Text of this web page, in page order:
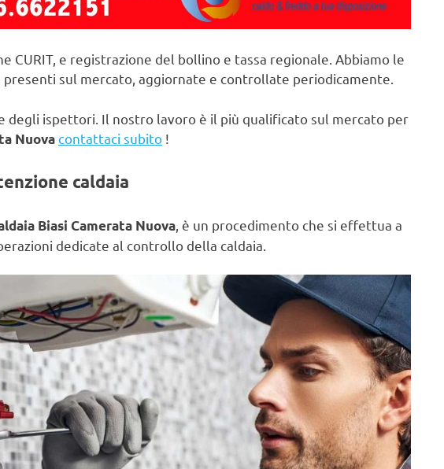
CURIT, e registrazione del bollino e tassa regionale. Abbiamo le
sul mercato, aggiornate e controllate periodicamente.
degli ispettori. Il nostro lavoro è il più qualificato sul mercato per
Nuovacontattaci subito !
caldaia
Biasi Camerata Nuova , è un procedimento che si effettua a
dedicate al controllo della caldaia.